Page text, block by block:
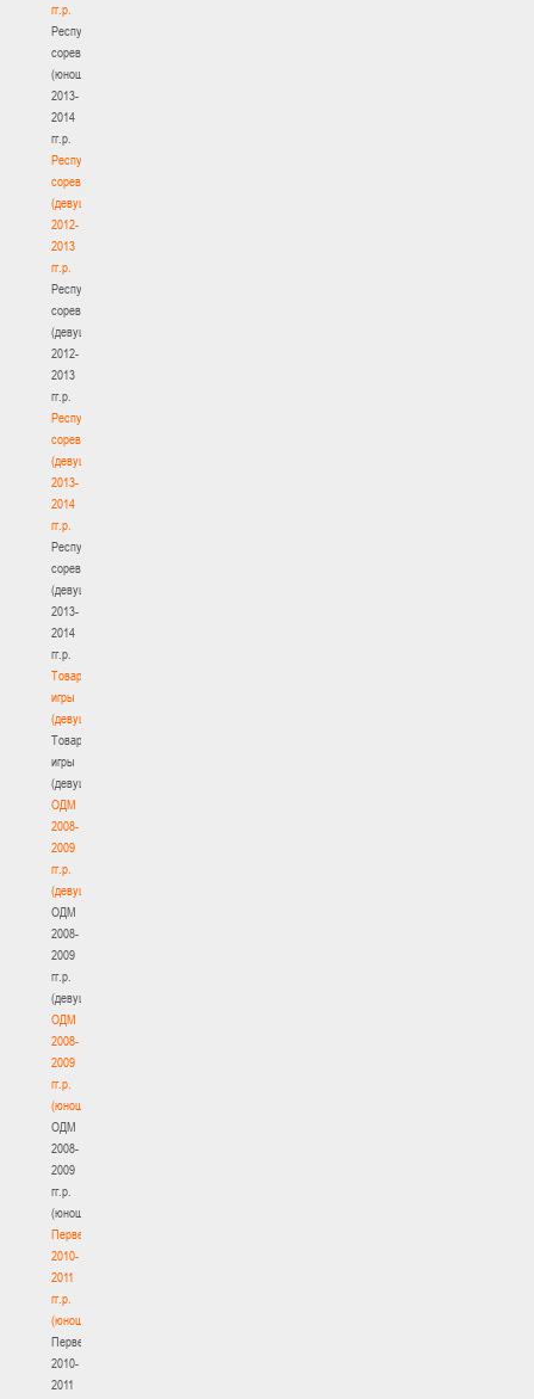
гг.р.
Республиканские
соревнования
(юноши)
2013-
2014
гг.р.
Республиканские
соревнования
(девушки)
2012-
2013
гг.р.
Республиканские
соревнования
(девушки)
2012-
2013
гг.р.
Республиканские
соревнования
(девушки)
2013-
2014
гг.р.
Республиканские
соревнования
(девушки)
2013-
2014
гг.р.
Товарищеские
игры
(девушки)
Товарищеские
игры
(девушки)
ОДМ
2008-
2009
гг.р.
(девушки)
ОДМ
2008-
2009
гг.р.
(девушки)
ОДМ
2008-
2009
гг.р.
(юноши)
ОДМ
2008-
2009
гг.р.
(юноши)
Первенство
2010-
2011
гг.р.
(юноши)
Первенство
2010-
2011